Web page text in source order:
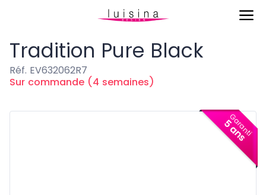
Tradition Pure Black
Tradition Pure Black
Réf. EV632062R7
Sur commande (4 semaines)
Garanti
5 ans